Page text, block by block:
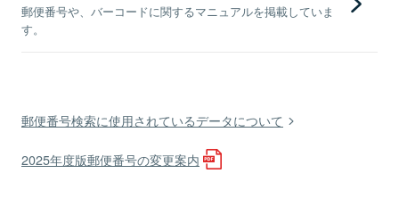
郵便番号や、バーコードに関するマニュアルを掲載していま
す。
郵便番号検索に使用されているデータについて
2025年度版郵便番号の変更案内